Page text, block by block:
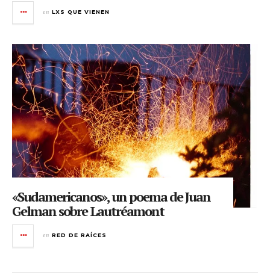
en LXS QUE VIENEN
«Sudamericanos», un poema de Juan
Gelman sobre Lautréamont
en RED DE RAÍCES